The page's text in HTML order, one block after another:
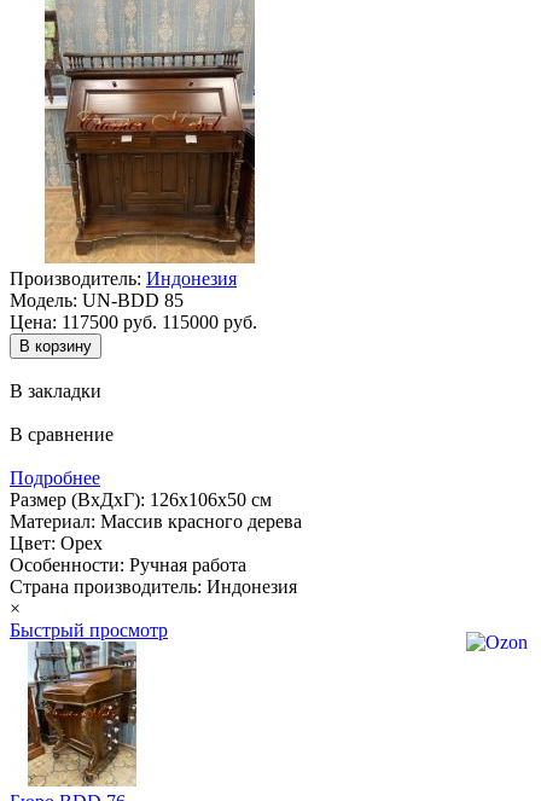
Производитель: Индонезия
Модель: UN-BDD 85
Цена: 117500 руб. 115000 руб.
В закладки
В сравнение
Подробнее
Размер (ВхДхГ): 126х106х50 см
Материал: Массив красного дерева
Цвет: Орех
Особенности: Ручная работа
Страна производитель: Индонезия
×
Быстрый просмотр